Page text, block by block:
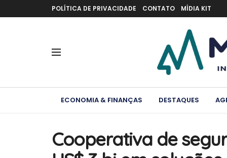
POLÍTICA DE PRIVACIDADE CONTATO MÍDIA KIT
ECONOMIA & FINANÇAS DESTAQUES
Cooperativa de